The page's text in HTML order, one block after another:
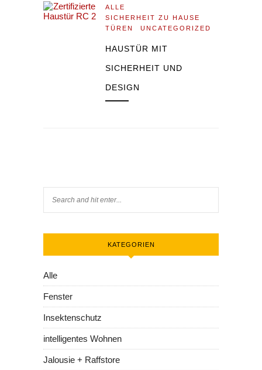
ALLE
SICHERHEIT ZU HAUSE
TÜREN
UNCATEGORIZED
HAUSTÜR MIT
SICHERHEIT UND
DESIGN
KATEGORIEN
Alle
Fenster
Insektenschutz
intelligentes Wohnen
Jalousie + Raffstore